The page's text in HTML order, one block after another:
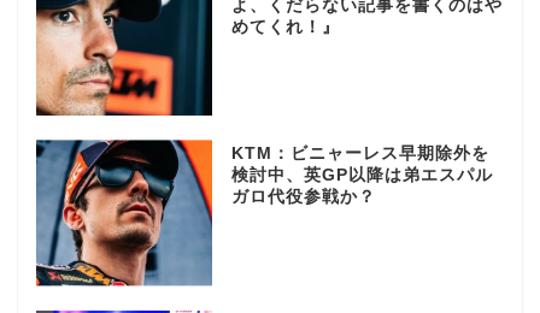
よ、くだらない記事を書くのはや
めてくれ！』
KTM：ビニャーレス早期除外を
検討中、英GP以降は弟エスパル
ガロ代役参戦か？